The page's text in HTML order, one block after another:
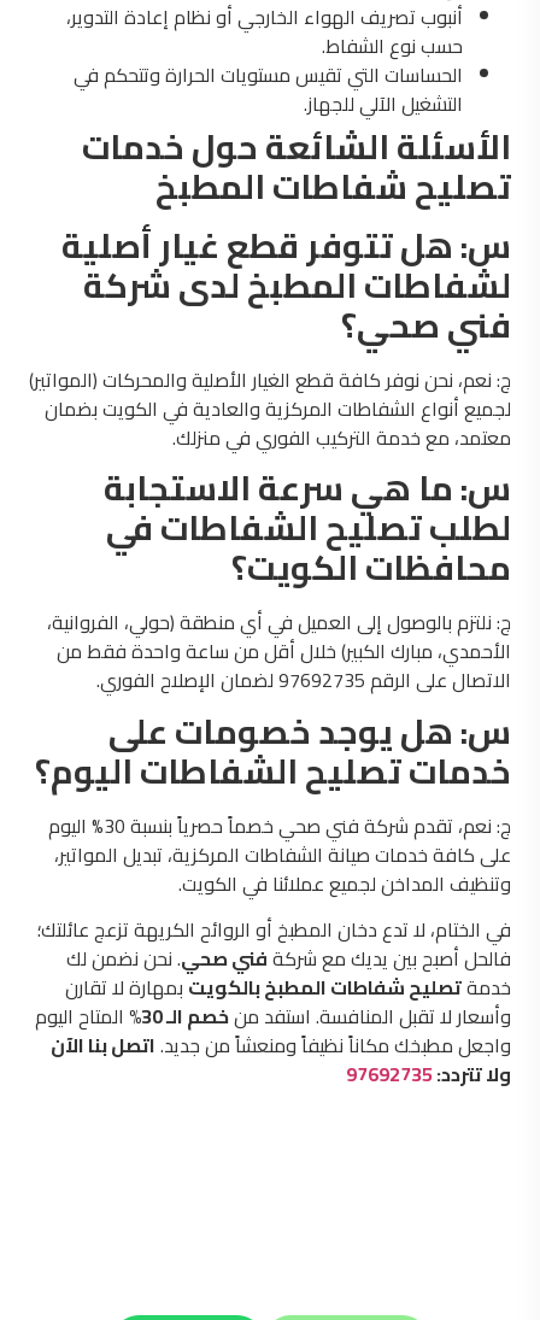
أنبوب تصريف الهواء الخارجي أو نظام إعادة التدوير،
حسب نوع الشفاط.
الحساسات التي تقيس مستويات الحرارة وتتحكم في
التشغيل الآلي للجهاز.
الأسئلة الشائعة حول خدمات
تصليح شفاطات المطبخ
س: هل تتوفر قطع غيار أصلية
لشفاطات المطبخ لدى شركة
فني صحي؟
ج: نعم، نحن نوفر كافة قطع الغيار الأصلية والمحركات (المواتير)
لجميع أنواع الشفاطات المركزية والعادية في الكويت بضمان
معتمد، مع خدمة التركيب الفوري في منزلك.
س: ما هي سرعة الاستجابة
لطلب تصليح الشفاطات في
محافظات الكويت؟
ج: نلتزم بالوصول إلى العميل في أي منطقة (حولي، الفروانية،
الأحمدي، مبارك الكبير) خلال أقل من ساعة واحدة فقط من
الاتصال على الرقم 97692735 لضمان الإصلاح الفوري.
س: هل يوجد خصومات على
خدمات تصليح الشفاطات اليوم؟
ج: نعم، تقدم شركة فني صحي خصماً حصرياً بنسبة 30% اليوم
على كافة خدمات صيانة الشفاطات المركزية، تبديل المواتير،
وتنظيف المداخن لجميع عملائنا في الكويت.
في الختام، لا تدع دخان المطبخ أو الروائح الكريهة تزعج عائلتك؛
فالحل أصبح بين يديك مع شركةفني صحي. نحن نضمن لك
خدمةتصليح شفاطات المطبخ بالكويتبمهارة لا تقارن
وأسعار لا تقبل المنافسة. استفد منخصم الـ 30%
المتاح اليوم
واجعل مطبخك مكاناً نظيفاً ومنعشاً من جديد.اتصل بنا الآن
ولا تتردد:97692735